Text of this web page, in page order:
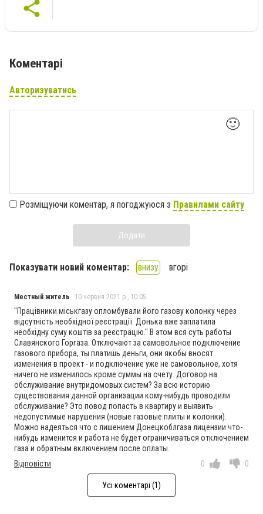
Коментарі
Авторизуватись
🙂
Розміщуючи коментар, я погоджуюся з Правилами сайту
Додати
Показувати новий коментар: внизу вгорі
Местный житель 10 червня 2021 р., 10:05
"Працівники міськгазу опломбували його газову колонку через
відсутність необхідної реєстрації. Донька вже заплатила
необхідну суму коштів за реєстрацію." В этом вся суть работы
Славянского Горгаза. Отключают за самовольное подключение
газового прибора, ты платишь деньги, они якобы вносят
изменения в проект - и подключение уже не самовольное, хотя
ничего не изменилось кроме суммы на счету. Договор на
обслуживание внутридомовых систем? За всю историю
существования данной организации кому-нибудь проводили
обслуживание? Это повод попасть в квартиру и выявить
недопустимые нарушения (новые газовые плиты и колонки).
Можно надеяться что с лишением Донецкоблгаза лицензии что-
нибудь изменится и работа не будет ограничиваться отключением
газа и обратным включением после оплаты.
Відповісти
0 0
Усі коментарі (1)